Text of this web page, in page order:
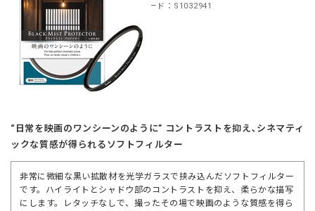
商品コード：S1032941
“日常を映画のワンシーンのように” コントラストを抑え､シネマティ
ックな質感が得られるソフトフィルター
非常に微細な黒い拡散材を光学ガラスで挟み込んだソフトフィルター
です。ハイライトとシャドウ部のコントラストを抑え、柔らかな描写
にします。レタッチなしで、撮ったその場で映画のような質感を得ら